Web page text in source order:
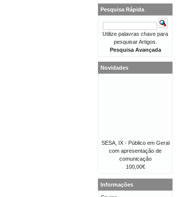
Pesquisa Rápida
Utilize palavras chave para
pesquisar Artigos.
Pesquisa Avançada
Novidades
SESA, IX - Público em Geral
com apresentação de
comunicação
100,00€
Informações